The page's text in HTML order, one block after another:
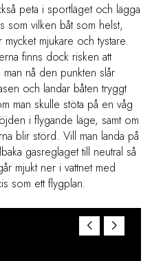
peta i sportläget och lägga
som vilken båt som helst,
mjukare och tystare.
finns dock risken att
nå den punkten slår
och landar båten tryggt
man skulle stöta på en våg
i flygande läge, samt om
blir störd. Vill man landa på
gasreglaget till neutral så
mjukt ner i vattnet med
som ett flygplan.